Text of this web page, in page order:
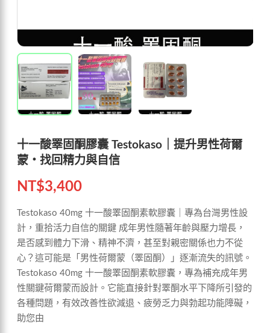
十一酸睪固酮膠囊 Testokaso｜提升男性荷爾
蒙・找回精力與自信
NT$3,400
Testokaso 40mg 十一酸睪固酮素軟膠囊｜專為台灣男性設
計，重拾活力自信的關鍵 成年男性隨著年齡與壓力增長，
是否感到體力下滑、精神不濟，甚至對親密關係也力不從
心？這可能是「男性荷爾蒙（睪固酮）」逐漸流失的訊號。
Testokaso 40mg 十一酸睪固酮素軟膠囊，專為補充成年男
性關鍵荷爾蒙而設計。它能直接針對睪酮水平下降所引發的
各種問題，有效改善性欲減退、疲勞乏力與勃起功能障礙，
助您由